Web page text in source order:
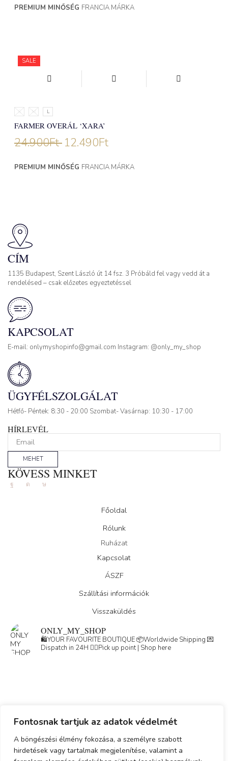
Fontosnak tartjuk az adatok védelmét
A böngészési élmény fokozása, a személyre szabott
hirdetések vagy tartalmak megjelenítése, valamint a
PREMIUM MINŐSÉG FRANCIA MÁRKA
SALE
S M L
FARMER OVERÁL ‘XARA’
24.900Ft 12.490Ft
PREMIUM MINŐSÉG FRANCIA MÁRKA
CÍM
1135 Budapest, Szent László út 14 fsz. 3 Próbáld fel vagy vedd át a
rendelésed – csak előzetes egyeztetéssel
KAPCSOLAT
E-mail: onlymyshopinfo@gmail.com Instagram: @only_my_shop
ÜGYFÉLSZOLGÁLAT
Hétfő- Péntek: 8:30 - 20:00 Szombat- Vasárnap: 10:30 - 17:00
HÍRLEVÉL
MEHET
KÖVESS MINKET
FacebookInstagram
Tik-
Főoldal
Rólunk
Ruházat
Kapcsolat
ÁSZF
Szállítási információk
Visszaküldés
ONLY_MY_SHOP
🛍️YOUR FAVOURITE BOUTIQUE📦Worldwide Shipping 💌
Dispatch in 24H 👇🏽Pick up point | Shop here
Adatkezelési tájékoztató